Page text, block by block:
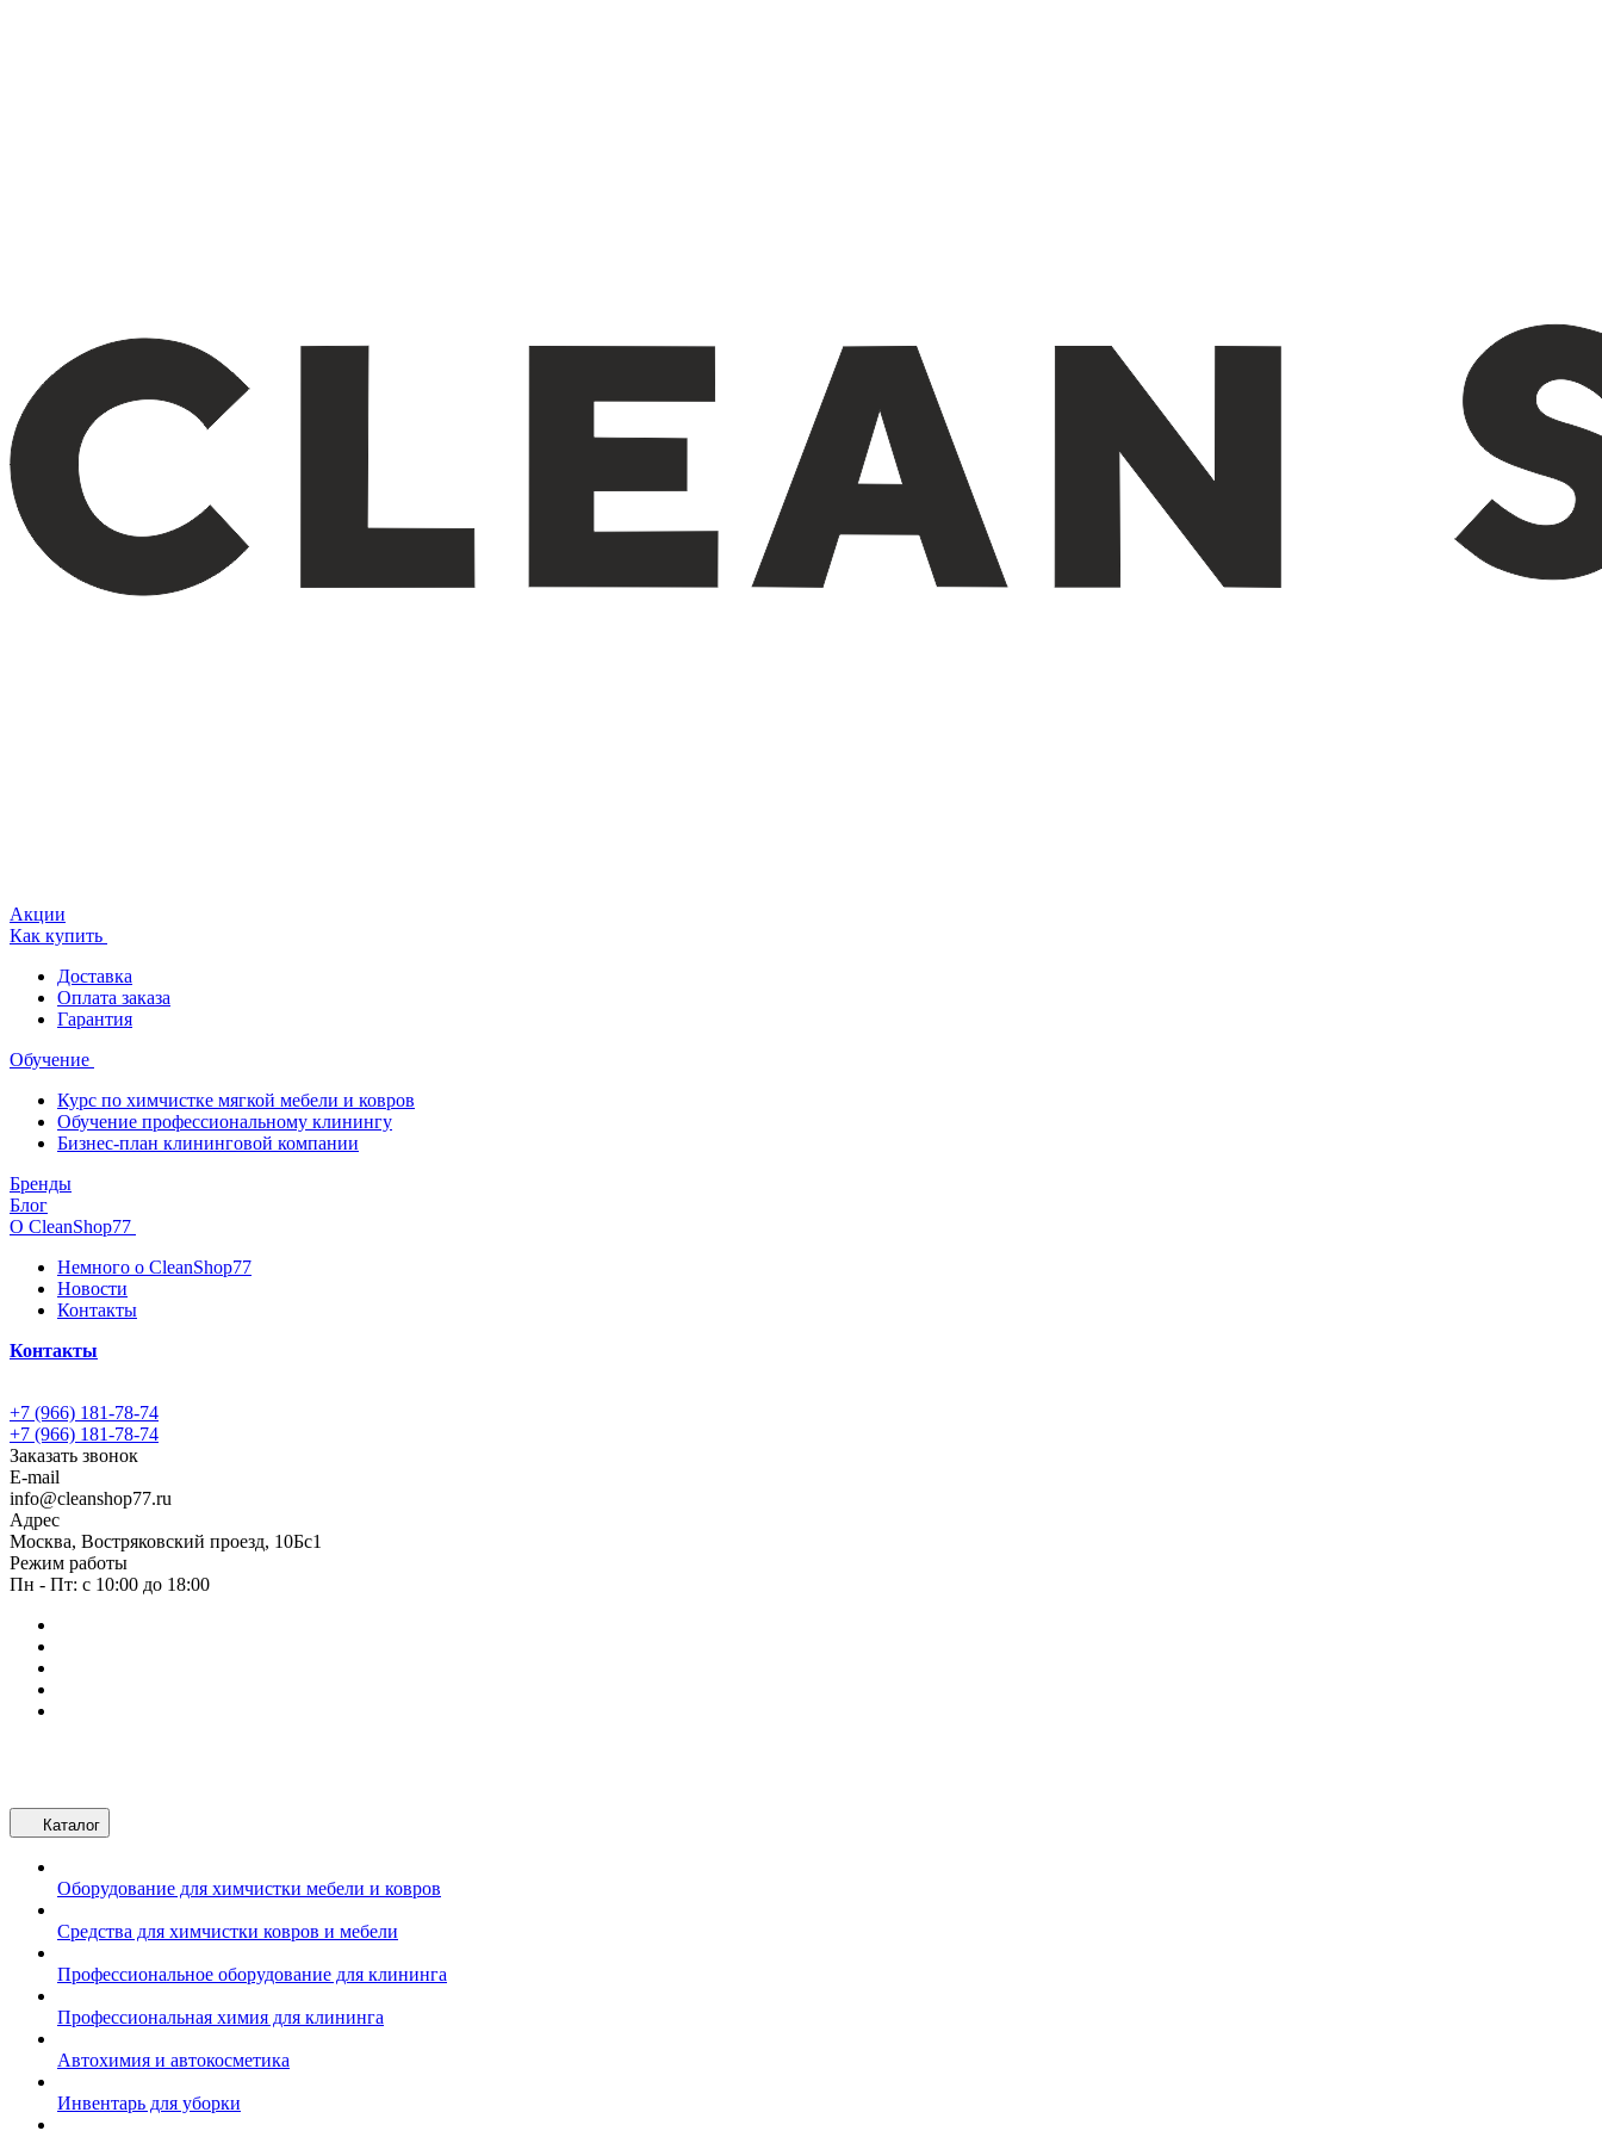
Акции
Как купить
Доставка
Оплата заказа
Гарантия
Обучение
Курс по химчистке мягкой мебели и ковров
Обучение профессиональному клинингу
Бизнес-план клининговой компании
Бренды
Блог
О CleanShop77
Немного о CleanShop77
Новости
Контакты
Контакты
+7 (966) 181-78-74
+7 (966) 181-78-74
Заказать звонок
E-mail
info@cleanshop77.ru
Адрес
Москва, Востряковский проезд, 10Бс1
Режим работы
Пн - Пт: с 10:00 до 18:00
Каталог
Оборудование для химчистки мебели и ковров
Средства для химчистки ковров и мебели
Профессиональное оборудование для клининга
Профессиональная химия для клининга
Автохимия и автокосметика
Инвентарь для уборки